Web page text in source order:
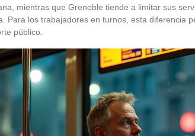
mientras que Grenoble tiende a limitar sus
Para los trabajadores en turnos, esta diferencia
público.